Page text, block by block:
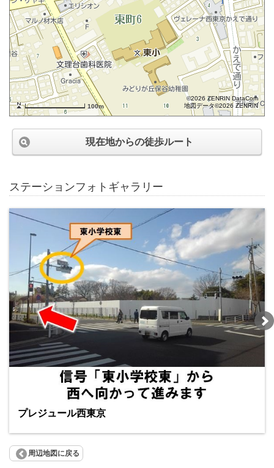
100m
©2026 ZENRIN DataCom
地図データ©2026 ZENRIN
現在地からの徒歩ルート
ステーションフォトギャラリー
プレジュール西東京
周辺地図に戻る